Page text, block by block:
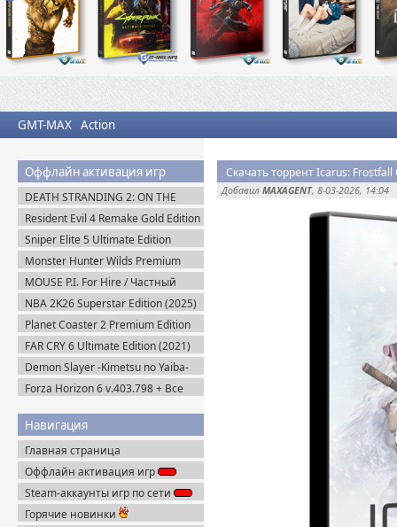
GMT-MAX Action
Оффлайн активация игр
DEATH STRANDING 2: ON THE
BEACH на PC / ПК v.1.10.89.0
(2026) Пиратка
Resident Evil 4 Remake Gold Edition
+ Separate Ways (2023) Пиратка
Sniper Elite 5 Ultimate Edition
(2022) Steam-Rip
Monster Hunter Wilds Premium
Edition (2025) Steam-Rip
MOUSE P.I. For Hire / Частный
детектив МАУС v.1.2.2 (2026)
Пиратка
NBA 2K26 Superstar Edition (2025)
Steam-Rip
Planet Coaster 2 Premium Edition
(2024) Steam-Rip
FAR CRY 6 Ultimate Edition (2021)
Uplay-Rip
Demon Slayer -Kimetsu no Yaiba-
The Hinokami Chronicles (2021)
Forza Horizon 6 v.403.798 + Все
Навигация
Главная страница
Оффлайн активация игр
Steam-аккаунты игр по сети
Горячие новинки
Скачать торрент Icarus: Frostfall
Добавил MAXAGENT, 8-03-2026, 14:04